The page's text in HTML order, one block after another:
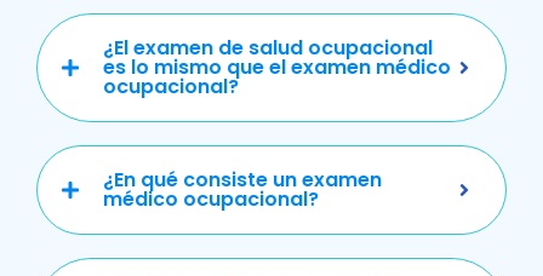
¿El examen de salud ocupacional
es lo mismo que el examen médico
ocupacional?
¿En qué consiste un examen
médico ocupacional?